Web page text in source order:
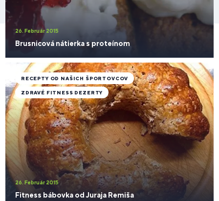
26. Február 2015
Brusnicová nátierka s proteínom
26. Február 2015
Fitness bábovka od Juraja Remiša
RECEPTY OD NAŠICH ŠPORTOVCOV
ZDRAVÉ FITNESS DEZERTY